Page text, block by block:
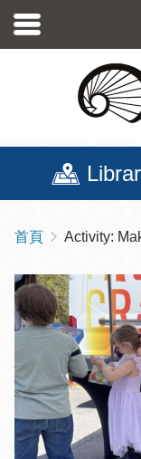
至
導
航
連
結
首頁 Activity: